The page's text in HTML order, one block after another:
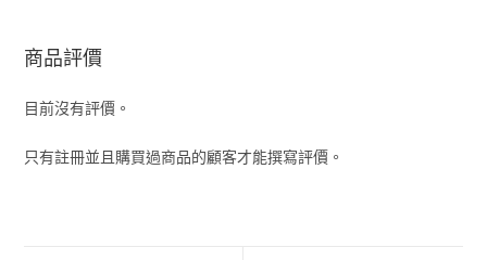
商品評價
目前沒有評價。
只有註冊並且購買過商品的顧客才能撰寫評價。